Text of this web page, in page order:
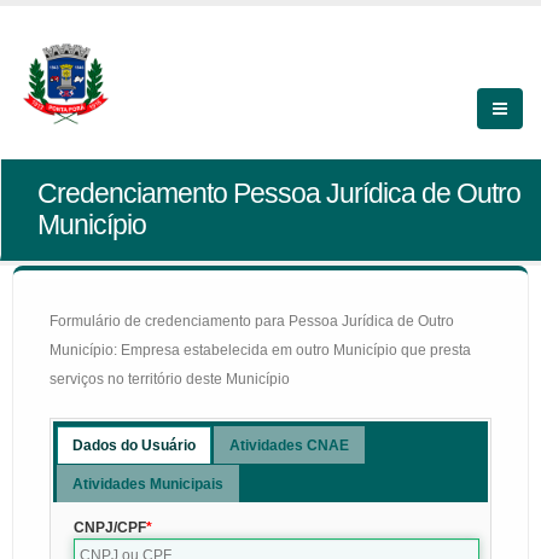
Credenciamento Pessoa Jurídica de Outro
Município
Formulário de credenciamento para Pessoa Jurídica de Outro
Município: Empresa estabelecida em outro Município que presta
serviços no território deste Município
Dados do Usuário Atividades CNAE
Atividades Municipais
CNPJ/CPF